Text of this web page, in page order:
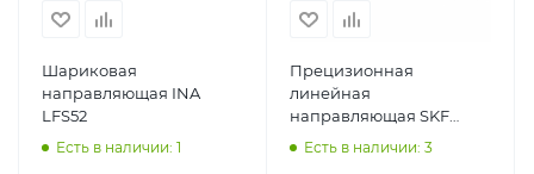
Шариковая
направляющая INA
LFS52
Есть в наличии: 1
Прецизионная
линейная
направляющая SKF
LWR3225
Есть в наличии: 3